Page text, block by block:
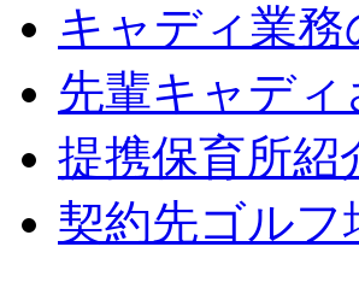
キャディ業務
先輩キャディ
提携保育所紹
契約先ゴルフ